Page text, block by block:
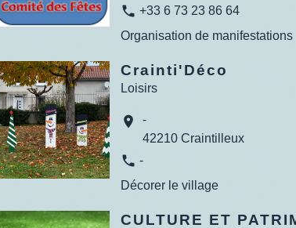
phone +33 6 73 23 86 64
Organisation de manifestations
Crainti'Déco
Loisirs
location_on
-
42210 Craintilleux
phone -
Décorer le village
CULTURE ET